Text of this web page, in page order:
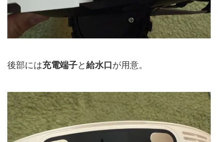
後部には充電端子と給水口が用意。